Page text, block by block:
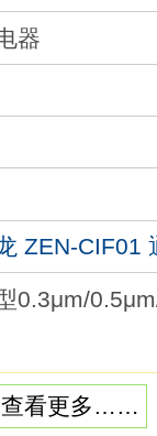
器
ZEN-CIF01
0.3μm/
质量的灰尘和
凑设计。
查看更多……